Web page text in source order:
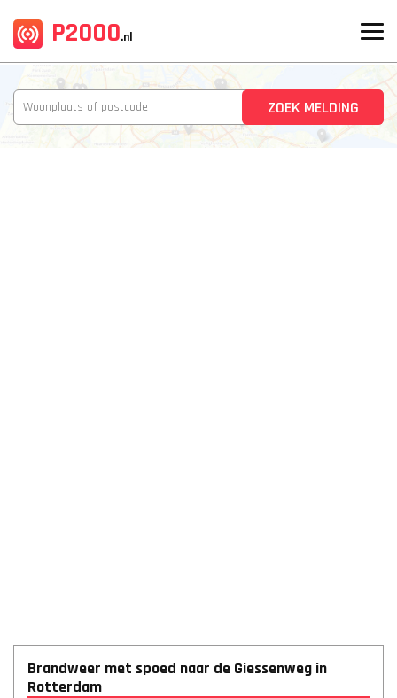
P2000.nl
Brandweer met spoed naar de Giessenweg in
Rotterdam